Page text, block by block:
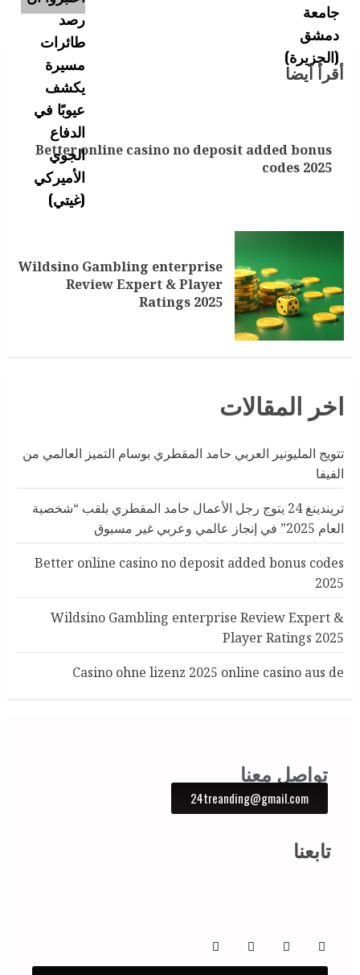
أقرأ أيضا
Better online casino no deposit added bonus
codes 2025
Wildsino Gambling enterprise
Review Expert & Player
Ratings 2025
اخر المقالات
تتويج المليونير العربي حامد المقطري بوسام التميز العالمي من
الفيفا
تريندينغ 24 يتوج رجل الأعمال حامد المقطري بلقب “شخصية
العام 2025” في إنجاز عالمي وعربي غير مسبوق
Better online casino no deposit added bonus codes
2025
Wildsino Gambling enterprise Review Expert &
Player Ratings 2025
Casino ohne lizenz 2025 online casino aus de
تواصل معنا
24treanding@gmail.com
تابعنا